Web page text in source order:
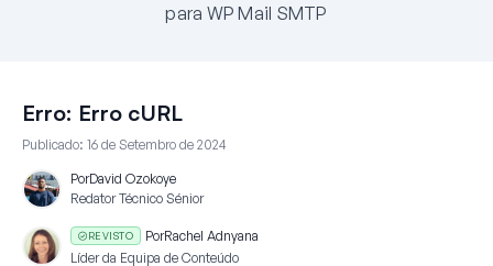
para WP Mail SMTP
Erro: Erro cURL
Publicado: 16 de Setembro de 2024
PorDavid Ozokoye
Redator Técnico Sénior
REVISTO PorRachel Adnyana
Líder da Equipa de Conteúdo